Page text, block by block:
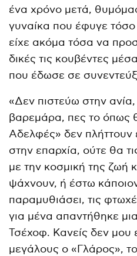
ένα χρόνο μετά,
γυναίκα που έφυγε
είχε ακόμα τόσα να
δικές τις κουβέντες
που έδωσε σε
«Δεν πιστεύω στην
βαρεμάρα, πες το όπως
Αδελφές» δεν πλήττουν
στην επαρχία, ούτε θα
με την κοσμική της ζωή
ψάχνουν, ή έστω
παραμυθιάσει, τις
για μένα απαντήθηκε
Τσέχοφ. Κανείς δεν μου
μεγάλους ο «Γλάρος»,